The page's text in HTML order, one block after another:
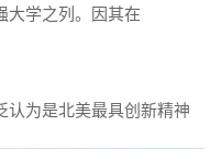
大学之列。因其在
认为是北美最具创新精神